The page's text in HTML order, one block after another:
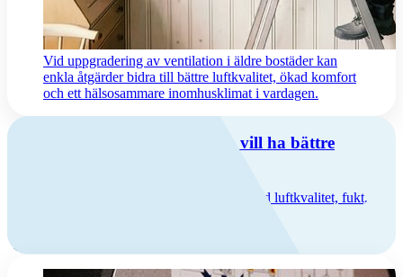
Vid uppgradering av ventilation i äldre bostäder kan
enkla åtgärder bidra till bättre luftkvalitet, ökad komfort
och ett hälsosammare inomhusklimat i vardagen.
Jag äger en äldre byggnad och vill ha bättre
Äldre byggnader kan ha stora utmaningar med luftkvalitet, fukt,